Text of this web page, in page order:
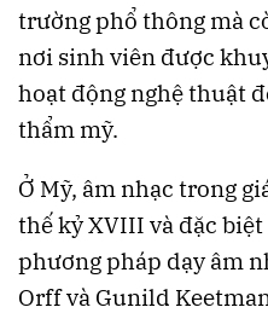
trường phổ thông mà
nơi sinh viên được
hoạt động nghệ thuật
thẩm mỹ.
Ở Mỹ, âm nhạc trong
thế kỷ XVIII và đặc
phương pháp dạy âm
Orff và Gunild